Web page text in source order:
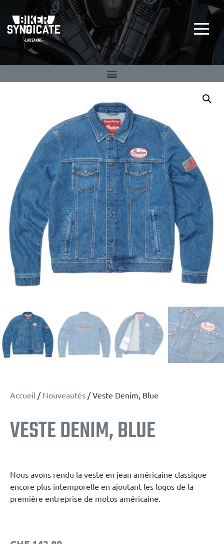
BIKER SYNDICATE
Big Twin Specialist
depuis 1992
Accueil / Nouveautés / Veste Denim, Blue
VESTE DENIM, BLUE
Nous avons rendu la veste en jean américaine classique
encore plus intemporelle en ajoutant les logos de la
première entreprise de motos américaine.